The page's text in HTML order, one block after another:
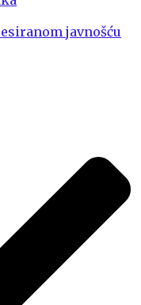
javnošću